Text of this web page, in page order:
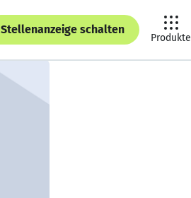
Stellenanzeige schalten
Produkte